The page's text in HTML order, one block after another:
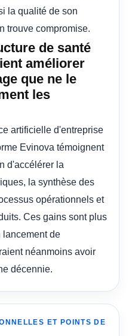
la qualité de son
trouve compromise.
de santé
améliorer
que ne le
les
artificielle d'entreprise
Evinova témoignent
d'accélérer la
la synthèse des
opérationnels et
Ces gains sont plus
de
néanmoins avoir
décennie.
ET POINTS DE